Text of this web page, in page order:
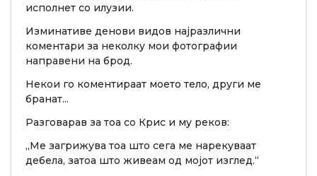
исполнет со илузии.
Изминативе денови видов најразлични
коментари за неколку мои фотографии
направени на брод.
Некои го коментираат моето тело, други ме
бранат...
Разговарав за тоа со Крис и му реков:
„Ме загрижува тоа што сега ме нарекуваат
дебела, затоа што живеам од мојот изглед.“